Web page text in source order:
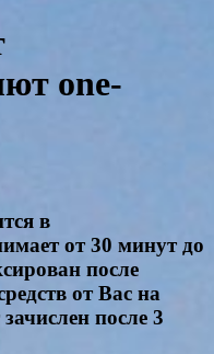
one-
в
от 30 минут до
после
от Вас на
после 3